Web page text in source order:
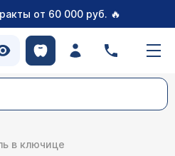
от 60 000 руб. 🔥
в ключице